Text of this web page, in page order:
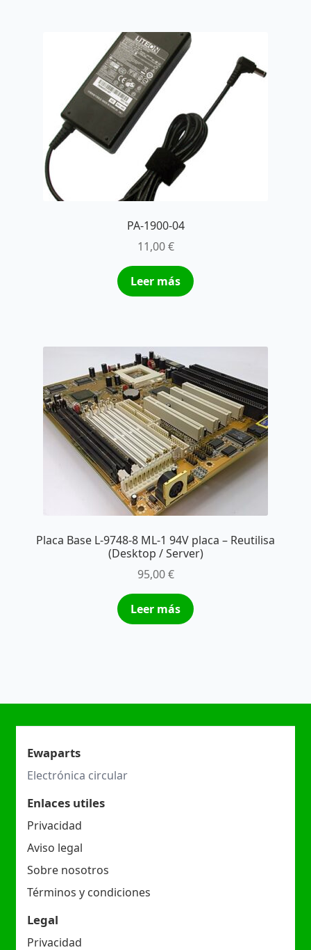
PA-1900-04
11,00€
Leer más
Placa Base L-9748-8 ML-1 94V placa – Reutilisa
(Desktop / Server)
95,00€
Leer más
Ewaparts
Electrónica circular
Enlaces utiles
Privacidad
Aviso legal
Sobre nosotros
Términos y condiciones
Legal
Privacidad